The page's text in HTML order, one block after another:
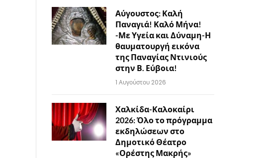
Αύγουστος: Καλή
Παναγιά! Καλό Μήνα!
-Με Υγεία και Δύναμη-Η
θαυματουργή εικόνα
της Παναγίας Ντινιούς
στην Β. Εύβοια!
1 Αυγούστου 2026
Χαλκίδα-Καλοκαίρι
2026: Όλο το πρόγραμμα
εκδηλώσεων στο
Δημοτικό Θέατρο
«Ορέστης Μακρής»